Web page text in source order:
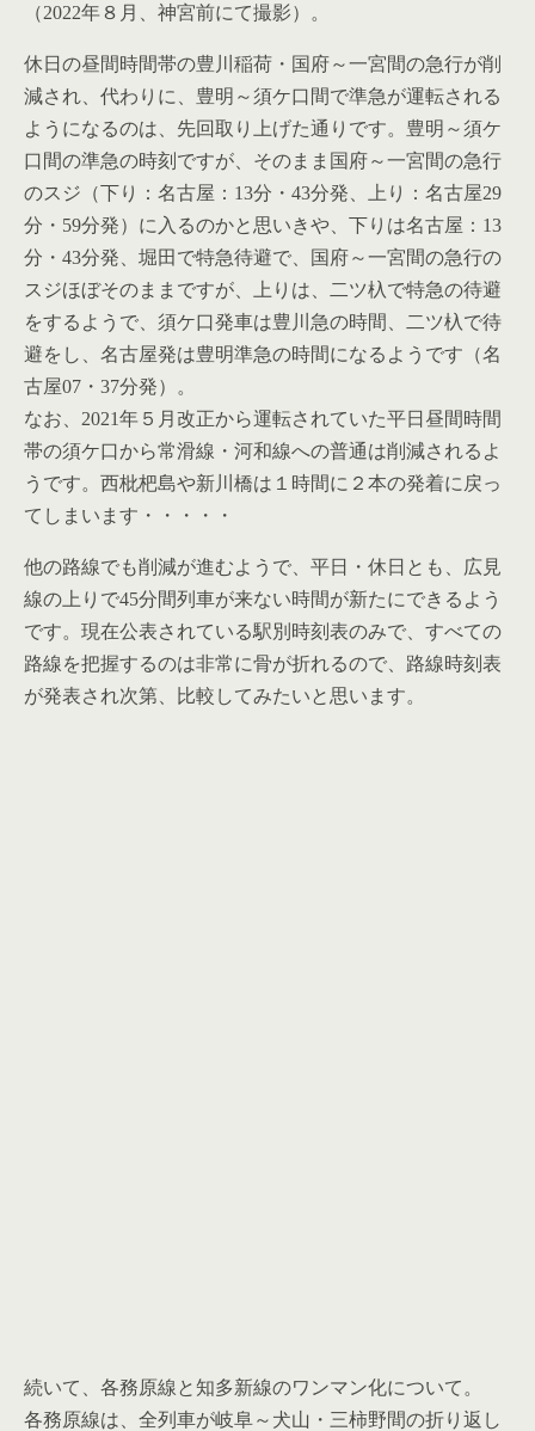
（2022年８月、神宮前にて撮影）。
休日の昼間時間帯の豊川稲荷・国府～一宮間の急行が削
減され、代わりに、豊明～須ケ口間で準急が運転される
ようになるのは、先回取り上げた通りです。豊明～須ケ
口間の準急の時刻ですが、そのまま国府～一宮間の急行
のスジ（下り：名古屋：13分・43分発、上り：名古屋29
分・59分発）に入るのかと思いきや、下りは名古屋：13
分・43分発、堀田で特急待避で、国府～一宮間の急行の
スジほぼそのままですが、上りは、二ツ杁で特急の待避
をするようで、須ケ口発車は豊川急の時間、二ツ杁で待
避をし、名古屋発は豊明準急の時間になるようです（名
古屋07・37分発）。
なお、2021年５月改正から運転されていた平日昼間時間
帯の須ケ口から常滑線・河和線への普通は削減されるよ
うです。西枇杷島や新川橋は１時間に２本の発着に戻っ
てしまいます・・・・・
他の路線でも削減が進むようで、平日・休日とも、広見
線の上りで45分間列車が来ない時間が新たにできるよう
です。現在公表されている駅別時刻表のみで、すべての
路線を把握するのは非常に骨が折れるので、路線時刻表
が発表され次第、比較してみたいと思います。
続いて、各務原線と知多新線のワンマン化について。
各務原線は、全列車が岐阜～犬山・三柿野間の折り返し